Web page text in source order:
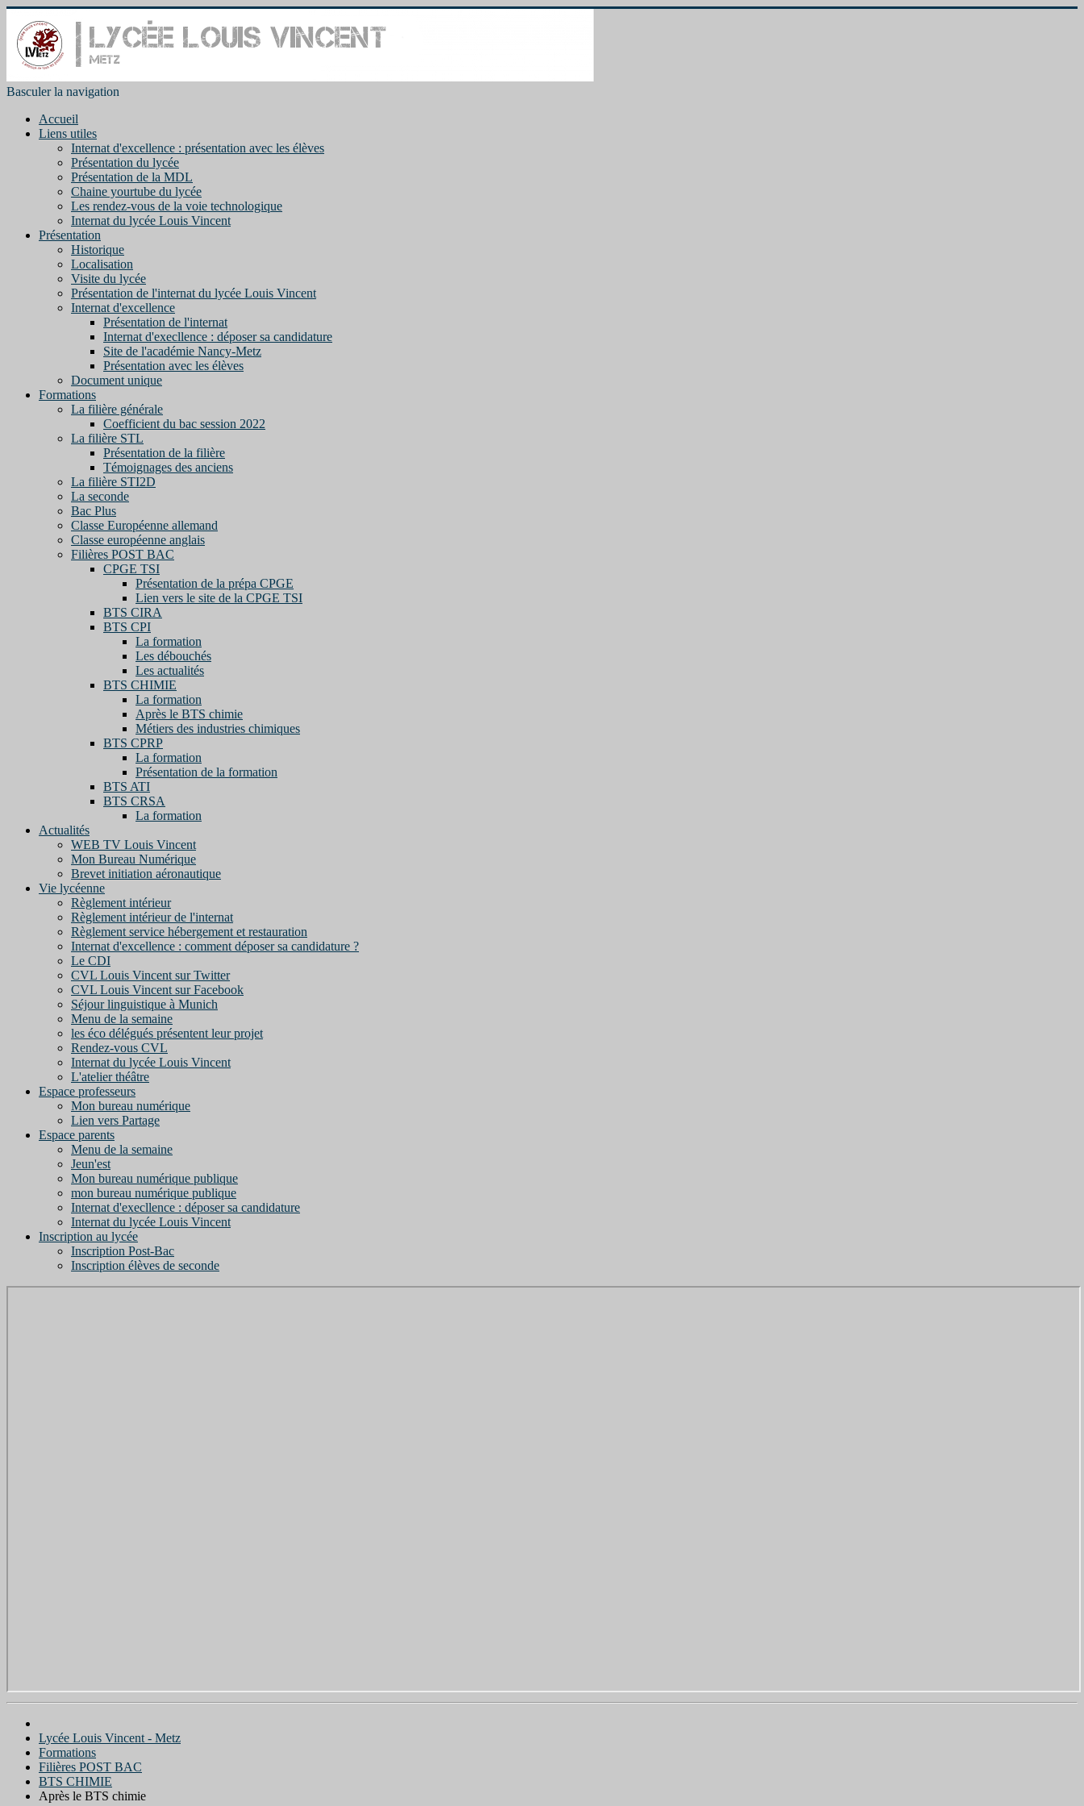
Basculer la navigation
Accueil
Liens utiles
Internat d'excellence : présentation avec les élèves
Présentation du lycée
Présentation de la MDL
Chaine yourtube du lycée
Les rendez-vous de la voie technologique
Internat du lycée Louis Vincent
Présentation
Historique
Localisation
Visite du lycée
Présentation de l'internat du lycée Louis Vincent
Internat d'excellence
Présentation de l'internat
Internat d'execllence : déposer sa candidature
Site de l'académie Nancy-Metz
Présentation avec les élèves
Document unique
Formations
La filière générale
Coefficient du bac session 2022
La filière STL
Présentation de la filière
Témoignages des anciens
La filière STI2D
La seconde
Bac Plus
Classe Européenne allemand
Classe européenne anglais
Filières POST BAC
CPGE TSI
Présentation de la prépa CPGE
Lien vers le site de la CPGE TSI
BTS CIRA
BTS CPI
La formation
Les débouchés
Les actualités
BTS CHIMIE
La formation
Après le BTS chimie
Métiers des industries chimiques
BTS CPRP
La formation
Présentation de la formation
BTS ATI
BTS CRSA
La formation
Actualités
WEB TV Louis Vincent
Mon Bureau Numérique
Brevet initiation aéronautique
Vie lycéenne
Règlement intérieur
Règlement intérieur de l'internat
Règlement service hébergement et restauration
Internat d'excellence : comment déposer sa candidature ?
Le CDI
CVL Louis Vincent sur Twitter
CVL Louis Vincent sur Facebook
Séjour linguistique à Munich
Menu de la semaine
les éco délégués présentent leur projet
Rendez-vous CVL
Internat du lycée Louis Vincent
L'atelier théâtre
Espace professeurs
Mon bureau numérique
Lien vers Partage
Espace parents
Menu de la semaine
Jeun'est
Mon bureau numérique publique
mon bureau numérique publique
Internat d'execllence : déposer sa candidature
Internat du lycée Louis Vincent
Inscription au lycée
Inscription Post-Bac
Inscription élèves de seconde
Lycée Louis Vincent - Metz
Formations
Filières POST BAC
BTS CHIMIE
Après le BTS chimie